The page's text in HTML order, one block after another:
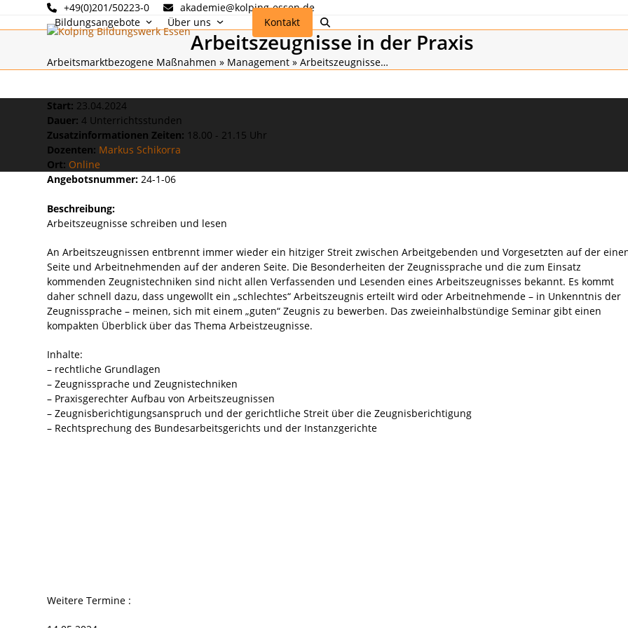
+49(0)201/50223-0
akademie@kolping-essen.de
Bildungsangebote
Über uns Kontakt
Arbeitszeugnisse in der Praxis
Arbeitsmarktbezogene Maßnahmen » Management »Arbeitszeugnisse…
Start: 23.04.2024
Dauer: 4 Unterrichtsstunden
Zusatzinformationen Zeiten: 18.00 - 21.15 Uhr
Dozenten: Markus Schikorra
Ort: Online
Angebotsnummer: 24-1-06
Beschreibung:
Arbeitszeugnisse schreiben und lesen
An Arbeitszeugnissen entbrennt immer wieder ein hitziger Streit zwischen Arbeitgebenden und Vorgesetzten auf der
Seite und Arbeitnehmenden auf der anderen Seite. Die Besonderheiten der Zeugnissprache und die zum Einsatz
kommenden Zeugnistechniken sind nicht allen Verfassenden und Lesenden eines Arbeitszeugnisses bekannt. Es kommt
daher schnell dazu, dass ungewollt ein „schlechtes“ Arbeitszeugnis erteilt wird oder Arbeitnehmende – in Unkenntnis der
Zeugnissprache – meinen, sich mit einem „guten“ Zeugnis zu bewerben. Das zweieinhalbstündige Seminar gibt einen
kompakten Überblick über das Thema Arbeistzeugnisse.
Inhalte:
– rechtliche Grundlagen
– Zeugnissprache und Zeugnistechniken
– Praxisgerechter Aufbau von Arbeitszeugnissen
– Zeugnisberichtigungsanspruch und der gerichtliche Streit über die Zeugnisberichtigung
– Rechtsprechung des Bundesarbeitsgerichts und der Instanzgerichte
Weitere Termine :